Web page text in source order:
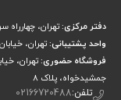
دفتر مرکزی:تهران،
واحد پشتیبانی:تهران،
فروشگاه حضوری:تهران،
جمشیدخواه، پلاک ۸
تلفن:02166720488